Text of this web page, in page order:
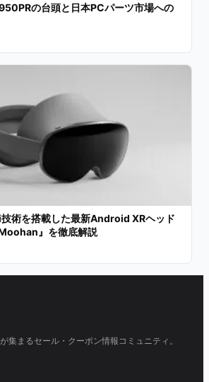
の台頭と日本PCパーツ市場への
術を搭載した最新Android XRヘッド
』を徹底解説
集まるセール・クーポン情報コミュニティ。